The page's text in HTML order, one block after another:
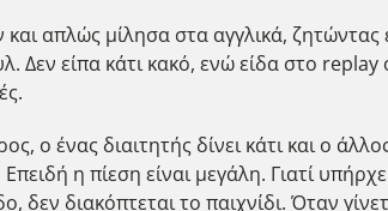
απλώς μίλησα στα αγγλικά,
Δεν είπα κάτι κακό, ενώ είδα στο
ο ένας διαιτητής δίνει κάτι και ο
Επειδή η πίεση είναι μεγάλη. Γιατί
διακόπτεται το παιχνίδι. Όταν